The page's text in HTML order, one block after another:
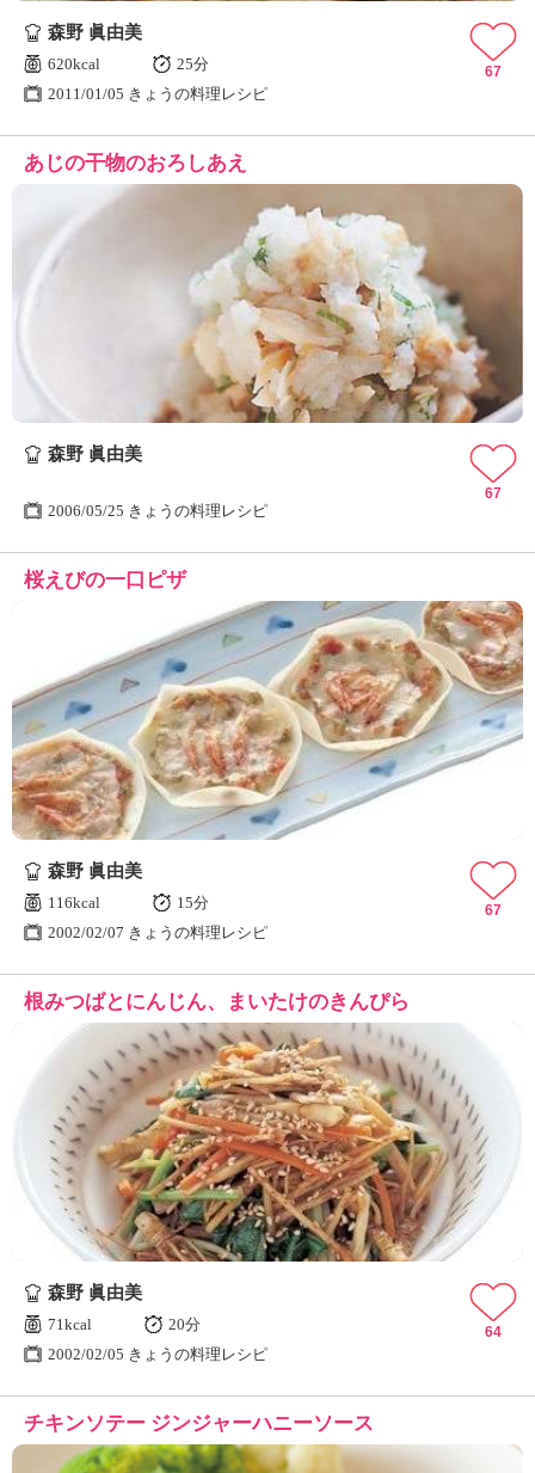
森野 眞由美
620kcal
25分
2011/01/05 きょうの料理レシピ
67
あじの干物のおろしあえ
森野 眞由美
2006/05/25 きょうの料理レシピ
67
桜えびの一口ピザ
森野 眞由美
116kcal
15分
2002/02/07 きょうの料理レシピ
67
根みつばとにんじん、まいたけのきんぴら
森野 眞由美
71kcal
20分
2002/02/05 きょうの料理レシピ
64
チキンソテー ジンジャーハニーソース